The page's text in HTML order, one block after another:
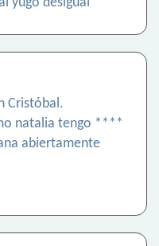
Cristóbal.
natalia tengo ****
abiertamente